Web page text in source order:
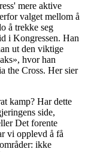
mere aktive
valget mellom å
å trekke seg
i Kongressen. Han
ut den viktige
hvor han
the Cross. Her sier
kamp? Har dette
side,
Det forente
vi opplevd å få
ikke